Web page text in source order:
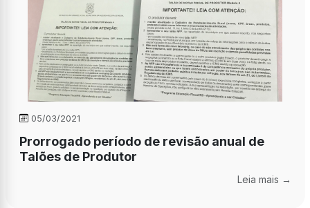
05/03/2021
Prorrogado período de revisão anual de
Talões de Produtor
Leia mais →